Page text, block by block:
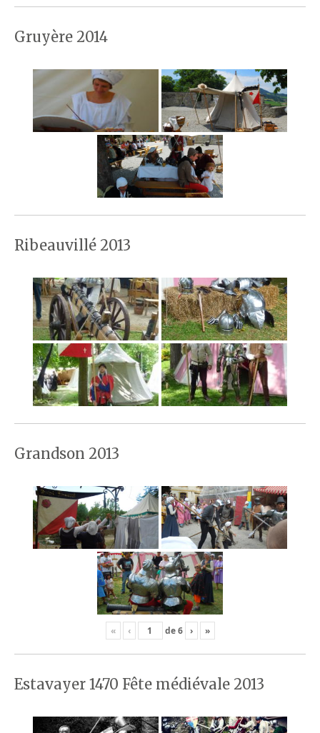
Gruyère 2014
Ribeauvillé 2013
Grandson 2013
« ‹ de6 › »
Estavayer 1470 Fête médiévale 2013